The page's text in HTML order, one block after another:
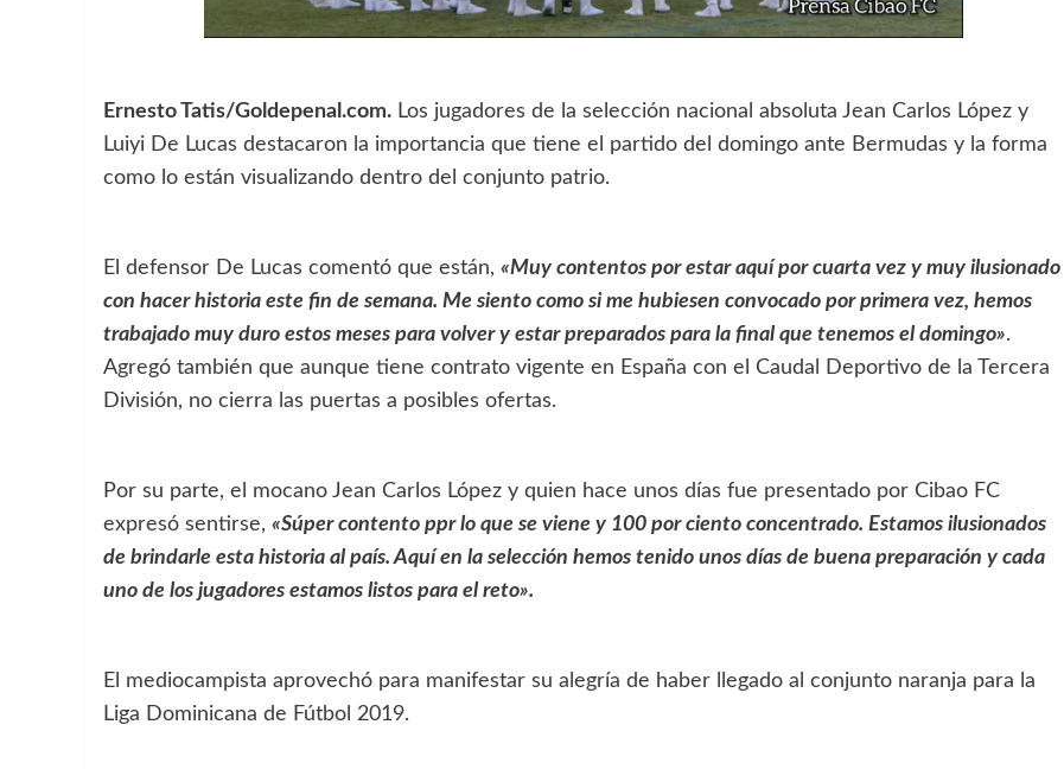
Ernesto Tatis/Goldepenal.com. Los jugadores de la selección nacional absoluta Jean Carlos López y
Luiyi De Lucas destacaron la importancia que tiene el partido del domingo ante Bermudas y la forma
como lo están visualizando dentro del conjunto patrio.
El defensor De Lucas comentó que están, «Muy contentos por estar aquí por cuarta vez y muy ilusionado
con hacer historia este fin de semana. Me siento como si me hubiesen convocado por primera vez, hemos
trabajado muy duro estos meses para volver y estar preparados para la final que tenemos el domingo».
Agregó también que aunque tiene contrato vigente en España con el Caudal Deportivo de la Tercera
División, no cierra las puertas a posibles ofertas.
Por su parte, el mocano Jean Carlos López y quien hace unos días fue presentado por Cibao FC
expresó sentirse, «Súper contento ppr lo que se viene y 100 por ciento concentrado. Estamos ilusionados
de brindarle esta historia al país. Aquí en la selección hemos tenido unos días de buena preparación y cada
uno de los jugadores estamos listos para el reto».
El mediocampista aprovechó para manifestar su alegría de haber llegado al conjunto naranja para la
Liga Dominicana de Fútbol 2019.